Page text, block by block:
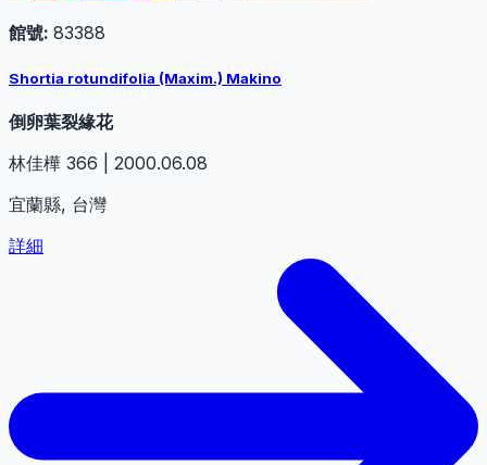
館號: 83388
Shortia rotundifolia (Maxim.) Makino
倒卵葉裂緣花
林佳樺 366 | 2000.06.08
宜蘭縣, 台灣
詳細